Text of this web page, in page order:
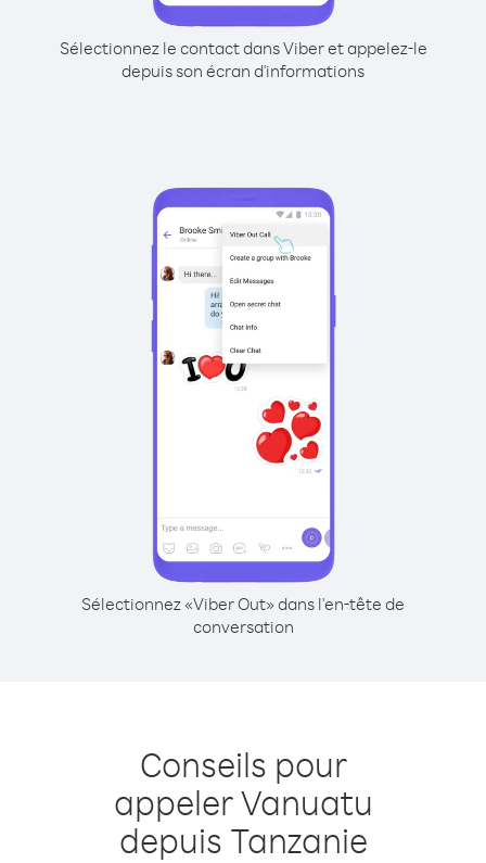
Sélectionnez le contact dans Viber et appelez-le
depuis son écran d'informations
Sélectionnez «Viber Out» dans l'en-tête de
conversation
Conseils pour
appeler Vanuatu
depuis Tanzanie